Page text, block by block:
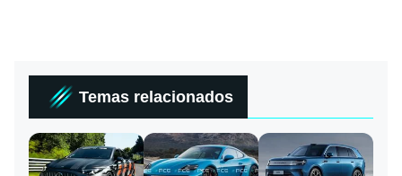
Temas relacionados